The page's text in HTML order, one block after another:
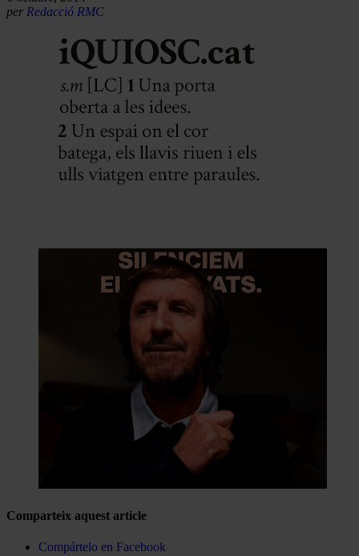
per Redacció RMC
Comparteix aquest article
Compártelo en Facebook